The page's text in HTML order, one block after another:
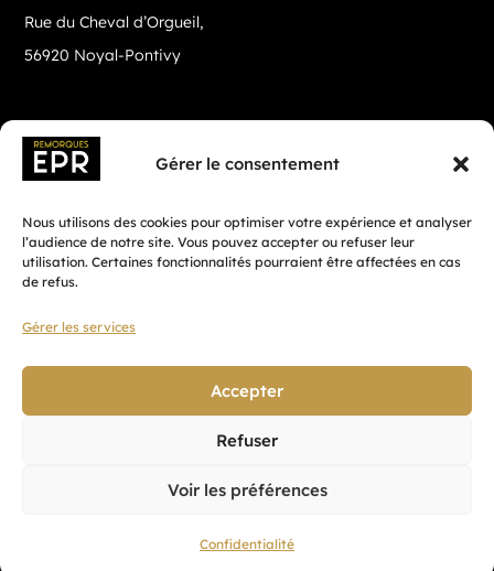
Gérer le consentement
Nous utilisons des cookies pour optimiser votre expérience et analyser
l’audience de notre site. Vous pouvez accepter ou refuser leur
utilisation. Certaines fonctionnalités pourraient être affectées en cas
de refus.
Gérer les services
Accepter
Refuser
Voir les préférences
Confidentialité
Rue du Cheval d’Orgueil,
56920 Noyal-Pontivy